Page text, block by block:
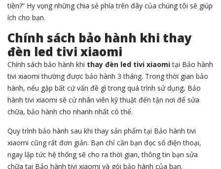
tiền?“ Hy vọng những chia sẻ phía trên đây của chúng tôi sẽ giúp
ích cho bạn.
Chính sách bảo hành khi thay
đèn led tivi xiaomi
Chính sách bảo hành khi thay đèn led tivi xiaomitại Bảo hành
tivi xiaomi thường được bảo hành 3 tháng. Trong thời gian bảo
hành, nếu gặp bất cứ vấn đề gì trong quá trình sử dụng, Bảo
hành tivi xiaomi sẽ cử nhân viên kỹ thuật đến tận nơi để sửa
chữa, bảo hành cho nhanh nhất có thể.
Quy trình bảo hành sau khi thay sản phẩm tại Bảo hành tivi
xiaomi cũng rất đơn giản. Bạn chỉ cần bạn đọc số điện thoại,
ngay lập tức hệ thống sẽ cho ra thời gian, thông tin bạn sửa
chữa tại Bảo hành tivi xiaomi và gói bảo hành của bạn.